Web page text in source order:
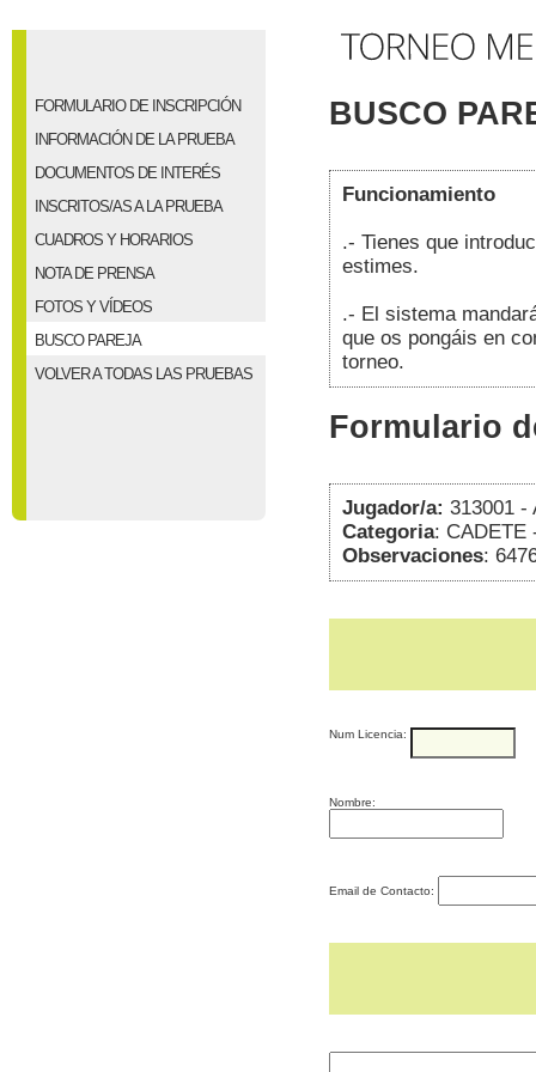
FORMULARIO DE INSCRIPCIÓN
INFORMACIÓN DE LA PRUEBA
DOCUMENTOS DE INTERÉS
INSCRITOS/AS A LA PRUEBA
CUADROS Y HORARIOS
NOTA DE PRENSA
FOTOS Y VÍDEOS
BUSCO PAREJA
VOLVER A TODAS LAS PRUEBAS
BUSCO
Funcionamiento
.- Tienes que
estimes.
.- El sistema
que os pongáis en
torneo.
Formulario
Jugador/a: 313001 -
Categoria:
Observaciones:
Num Licencia:
Nombre:
Email de Contacto: